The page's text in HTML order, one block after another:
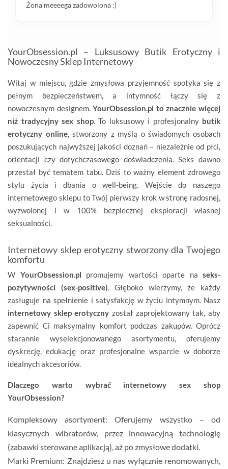
Żona meeeega zadowolona :)
YourObsession.pl – Luksusowy Butik Erotyczny i
Nowoczesny Sklep Internetowy
Witaj w miejscu, gdzie zmysłowa przyjemność spotyka się z
pełnym bezpieczeństwem, a intymność łączy się z
nowoczesnym designem.YourObsession.pl to znacznie więcej
niż tradycyjny sex shop.To luksusowy i profesjonalny butik
erotyczny online, stworzony z myślą o świadomych osobach
poszukujących najwyższej jakości doznań – niezależnie od płci,
orientacji czy dotychczasowego doświadczenia. Seks dawno
przestał być tematem tabu. Dziś to ważny element zdrowego
stylu życia i dbania o well-being. Wejście do naszego
internetowego sklepu to Twój pierwszy krok w stronę radosnej,
wyzwolonej i w 100% bezpiecznej eksploracji własnej
seksualności.
Internetowy sklep erotyczny stworzony dla Twojego
komfortu
W YourObsession.pl promujemy wartości oparte na seks-
pozytywności (sex-positive). Głęboko wierzymy, że każdy
zasługuje na spełnienie i satysfakcję w życiu intymnym. Nasz
internetowy sklep erotyczny został zaprojektowany tak, aby
zapewnić Ci maksymalny komfort podczas zakupów. Oprócz
starannie wyselekcjonowanego asortymentu, oferujemy
dyskrecję, edukację oraz profesjonalne wsparcie w doborze
idealnych akcesoriów.
Dlaczego warto wybrać internetowy sex shop
YourObsession?
Kompleksowy asortyment: Oferujemy wszystko – od
klasycznych wibratorów, przez innowacyjną technologię
(zabawki sterowane aplikacją), aż po zmysłowe dodatki.
Marki Premium: Znajdziesz u nas wyłącznie renomowanych,